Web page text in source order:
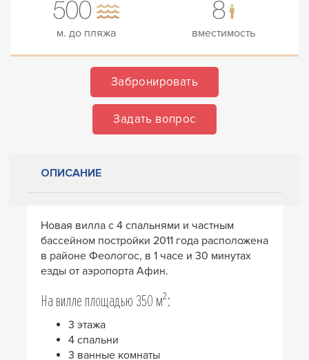
500
м. до пляжа
8
вместимость
Забронировать
Задать вопрос
ОПИСАНИЕ
Новая вилла с 4 спальнями и частным
бассейном постройки 2011 года расположена
в районе Феологос, в 1 часе и 30 минутах
езды от аэропорта Афин.
На вилле площадью 350 м²:
3 этажа
4 спальни
3 ванные комнаты